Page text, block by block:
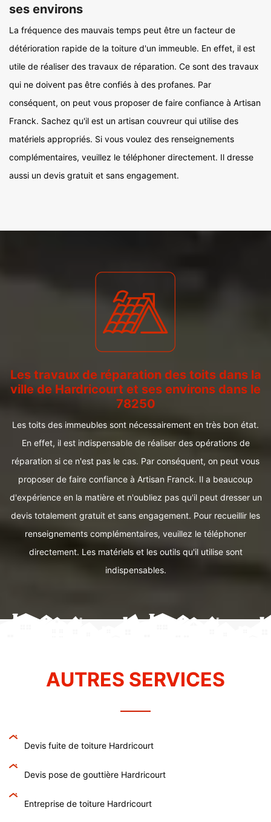
ses environs
La fréquence des mauvais temps peut être un facteur de
détérioration rapide de la toiture d'un immeuble. En effet, il est
utile de réaliser des travaux de réparation. Ce sont des travaux
qui ne doivent pas être confiés à des profanes. Par
conséquent, on peut vous proposer de faire confiance à Artisan
Franck. Sachez qu'il est un artisan couvreur qui utilise des
matériels appropriés. Si vous voulez des renseignements
complémentaires, veuillez le téléphoner directement. Il dresse
aussi un devis gratuit et sans engagement.
Les travaux de réparation des toits dans la
ville de Hardricourt et ses environs dans le
78250
Les toits des immeubles sont nécessairement en très bon état.
En effet, il est indispensable de réaliser des opérations de
réparation si ce n'est pas le cas. Par conséquent, on peut vous
proposer de faire confiance à Artisan Franck. Il a beaucoup
d'expérience en la matière et n'oubliez pas qu'il peut dresser un
devis totalement gratuit et sans engagement. Pour recueillir les
renseignements complémentaires, veuillez le téléphoner
directement. Les matériels et les outils qu'il utilise sont
indispensables.
AUTRES SERVICES
Devis fuite de toiture Hardricourt
Devis pose de gouttière Hardricourt
Entreprise de toiture Hardricourt